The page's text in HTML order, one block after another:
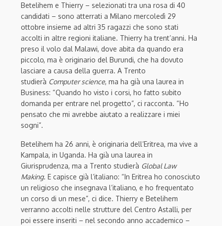
Betelihem e Thierry – selezionati tra una rosa di 40
candidati – sono atterrati a Milano mercoledì 29
ottobre insieme ad altri 35 ragazzi che sono stati
accolti in altre regioni italiane. Thierry ha trent’anni. Ha
preso il volo dal Malawi, dove abita da quando era
piccolo, ma è originario del Burundi, che ha dovuto
lasciare a causa della guerra. A Trento
studierà Computer science, ma ha già una laurea in
Business: “Quando ho visto i corsi, ho fatto subito
domanda per entrare nel progetto”, ci racconta. “Ho
pensato che mi avrebbe aiutato a realizzare i miei
sogni”.
Betelihem ha 26 anni, è originaria dell’Eritrea, ma vive a
Kampala, in Uganda. Ha già una laurea in
Giurisprudenza, ma a Trento studierà Global Law
Making. E capisce già l’italiano: “In Eritrea ho conosciuto
un religioso che insegnava l’italiano, e ho frequentato
un corso di un mese”, ci dice. Thierry e Betelihem
verranno accolti nelle strutture del Centro Astalli, per
poi essere inseriti – nel secondo anno accademico –